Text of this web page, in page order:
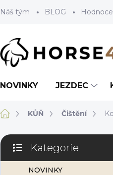
Náš tým BLOG
NOVINKY JEZDEC
DomůKŮŇ Čištění
P
s
Přeskočit
kategorie
Kategorie
NOVINKY